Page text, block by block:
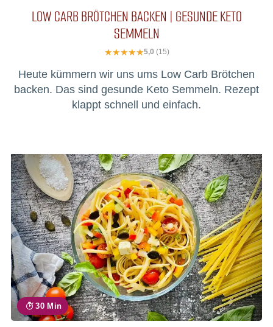
LOW CARB BRÖTCHEN BACKEN | GESUNDE KETO
SEMMELN
5,0 (15)
Heute kümmern wir uns ums Low Carb Brötchen
backen. Das sind gesunde Keto Semmeln. Rezept
klappt schnell und einfach.
30 Min